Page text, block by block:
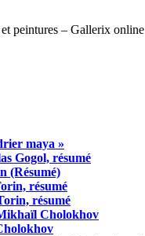
maya »
Gogol, résumé
(Résumé)
résumé
résumé
Cholokhov